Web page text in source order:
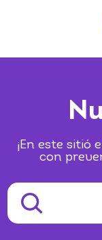
¡En este sitió
con